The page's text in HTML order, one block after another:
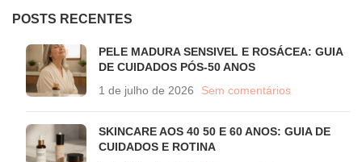
POSTS RECENTES
PELE MADURA SENSIVEL E ROSÁCEA: GUIA
DE CUIDADOS PÓS-50 ANOS
1 de julho de 2026
Sem comentários
SKINCARE AOS 40 50 E 60 ANOS: GUIA DE
CUIDADOS E ROTINA